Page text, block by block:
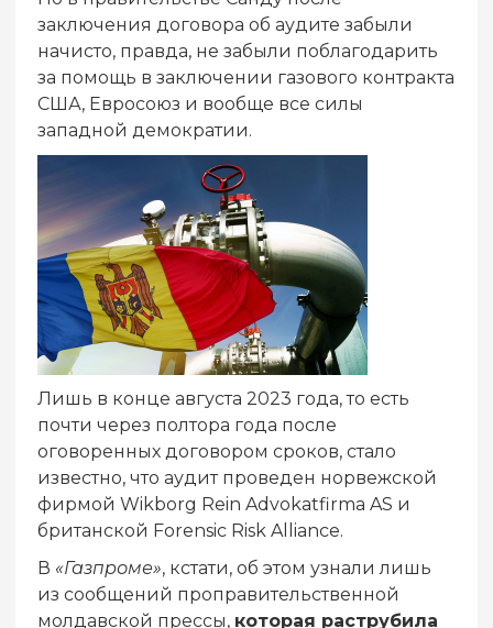
заключения договора об аудите забыли
начисто, правда, не забыли поблагодарить
за помощь в заключении газового контракта
США, Евросоюз и вообще все силы
западной демократии.
Лишь в конце августа 2023 года, то есть
почти через полтора года после
оговоренных договором сроков, стало
известно, что аудит проведен норвежской
фирмой Wikborg Rein Advokatfirma AS и
британской Forensic Risk Alliance.
В «Газпроме», кстати, об этом узнали лишь
из сообщений проправительственной
молдавской прессы, которая раструбила